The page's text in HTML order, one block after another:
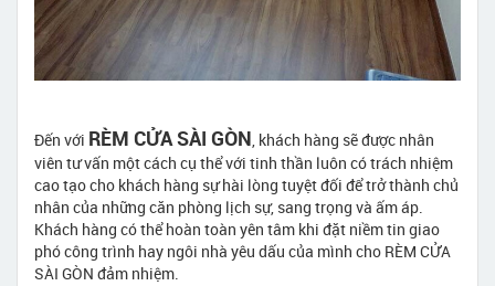
Đến với RÈM CỬA SÀI GÒN, khách hàng sẽ được nhân
viên tư vấn một cách cụ thể với tinh thần luôn có trách nhiệm
cao tạo cho khách hàng sự hài lòng tuyệt đối để trở thành chủ
nhân của những căn phòng lịch sự, sang trọng và ấm áp.
Khách hàng có thể hoàn toàn yên tâm khi đặt niềm tin giao
phó công trình hay ngôi nhà yêu dấu của mình cho RÈM CỬA
SÀI GÒN đảm nhiệm.